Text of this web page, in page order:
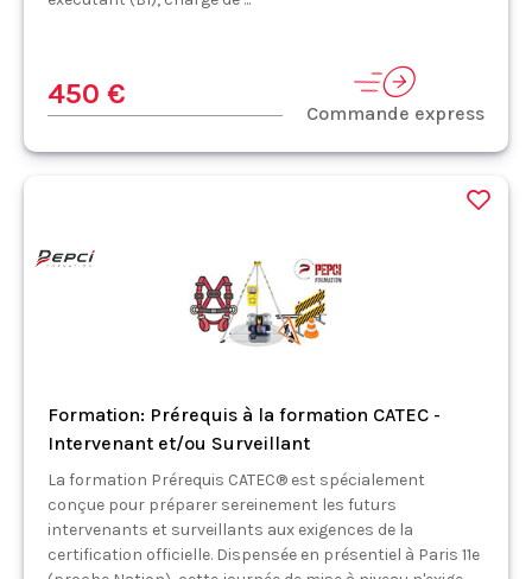
450 €
Commande express
Formation: Prérequis à la formation CATEC -
Intervenant et/ou Surveillant
La formation Prérequis CATEC® est spécialement
conçue pour préparer sereinement les futurs
intervenants et surveillants aux exigences de la
certification officielle. Dispensée en présentiel à Paris 11e